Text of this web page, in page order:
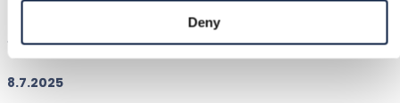
Deny
sechs Monaten
8.7.2025